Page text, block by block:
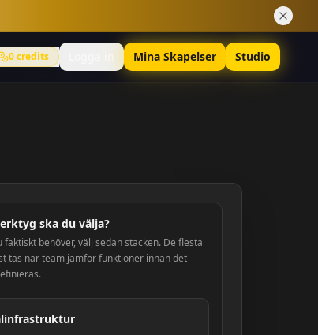
0credits Mina Skapelser Studio
ska du välja?
behöver, välj sedan stacken. De flesta
tas när team jämför funktioner innan det